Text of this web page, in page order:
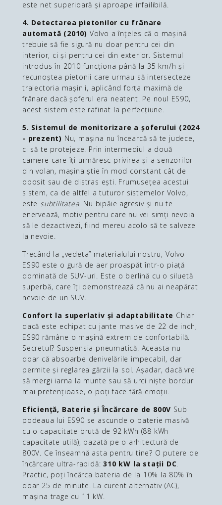
este net superioară și aproape infailibilă.
4. Detectarea pietonilor cu frânare
automată (2010) Volvo a înțeles că o mașină
trebuie să fie sigură nu doar pentru cei din
interior, ci și pentru cei din exterior. Sistemul
introdus în 2010 funcționa până la 35 km/h și
recunoștea pietonii care urmau să intersecteze
traiectoria mașinii, aplicând forța maximă de
frânare dacă șoferul era neatent. Pe noul ES90,
acest sistem este rafinat la perfecțiune.
5. Sistemul de monitorizare a șoferului (2024
- prezent) Nu, mașina nu încearcă să te judece,
ci să te protejeze. Prin intermediul a două
camere care îți urmăresc privirea și a senzorilor
din volan, mașina știe în mod constant cât de
obosit sau de distras ești. Frumusețea acestui
sistem, ca de altfel a tuturor sistemelor Volvo,
este subtilitatea. Nu bipăie agresiv și nu te
enervează, motiv pentru care nu vei simți nevoia
să le dezactivezi, fiind mereu acolo să te salveze
la nevoie.
Trecând la „vedeta” materialului nostru, Volvo
ES90 este o gură de aer proaspăt într-o piață
dominată de SUV-uri. Este o berlină cu o siluetă
superbă, care îți demonstrează că nu ai neapărat
nevoie de un SUV.
Confort la superlativ și adaptabilitate Chiar
dacă este echipat cu jante masive de 22 de inch,
ES90 rămâne o mașină extrem de confortabilă.
Secretul? Suspensia pneumatică. Aceasta nu
doar că absoarbe denivelările impecabil, dar
permite și reglarea gărzii la sol. Așadar, dacă vrei
să mergi iarna la munte sau să urci niște borduri
mai pretențioase, o poți face fără emoții.
Eficiență, Baterie și Încărcare de 800V Sub
podeaua lui ES90 se ascunde o baterie masivă
cu o capacitate brută de 92 kWh (88 kWh
capacitate utilă), bazată pe o arhitectură de
800V. Ce înseamnă asta pentru tine? O putere de
încărcare ultra-rapidă:310 kW la stații DC.
Practic, poți încărca bateria de la 10% la 80% în
doar 25 de minute. La curent alternativ (AC),
mașina trage cu 11 kW.